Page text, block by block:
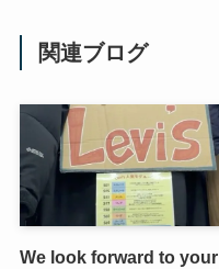
関連ブログ
We look forward to your